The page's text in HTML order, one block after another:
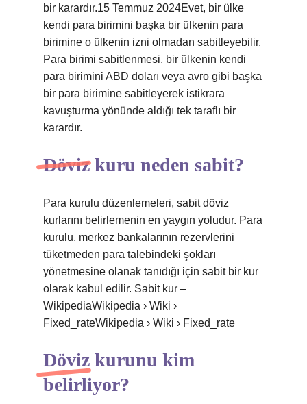
bir karardır.15 Temmuz 2024Evet, bir ülke
kendi para birimini başka bir ülkenin para
birimine o ülkenin izni olmadan sabitleyebilir.
Para birimi sabitlenmesi, bir ülkenin kendi
para birimini ABD doları veya avro gibi başka
bir para birimine sabitleyerek istikrara
kavuşturma yönünde aldığı tek taraflı bir
karardır.
Döviz kuru neden sabit?
Para kurulu düzenlemeleri, sabit döviz
kurlarını belirlemenin en yaygın yoludur. Para
kurulu, merkez bankalarının rezervlerini
tüketmeden para talebindeki şokları
yönetmesine olanak tanıdığı için sabit bir kur
olarak kabul edilir. Sabit kur –
WikipediaWikipedia › Wiki ›
Fixed_rateWikipedia › Wiki › Fixed_rate
Döviz kurunu kim
belirliyor?